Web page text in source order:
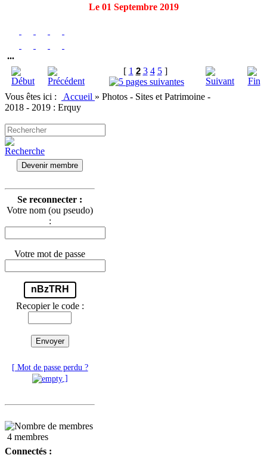
Le 01 Septembre 2019
...
[ 1 2 3 4 5]
Vous êtes ici : Accueil » Photos - Sites et Patrimoine -
2018 - 2019 : Erquy
Devenir membre
Se reconnecter :
Votre nom (ou pseudo)
:
Votre mot de passe
nBzTRH
Recopier le code :
Envoyer
[ Mot de passe perdu ?
]
4 membres
Connectés :